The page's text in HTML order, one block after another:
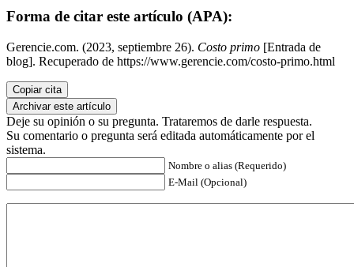
Forma de citar este artículo (APA):
Gerencie.com. (2023, septiembre 26). Costo primo [Entrada de
blog]. Recuperado de https://www.gerencie.com/costo-primo.html
Copiar cita
Archivar este artículo
Deje su opinión o su pregunta. Trataremos de darle respuesta.
Su comentario o pregunta será editada automáticamente por el
sistema.
Nombre o alias (Requerido)
E-Mail (Opcional)